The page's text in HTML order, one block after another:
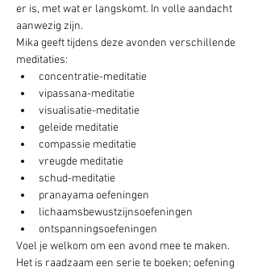
er is, met wat er langskomt. In volle aandacht
aanwezig zijn.
Mika geeft tijdens deze avonden verschillende
meditaties:
concentratie-meditatie
vipassana-meditatie
visualisatie-meditatie
geleide meditatie
compassie meditatie
vreugde meditatie
schud-meditatie
pranayama oefeningen
lichaamsbewustzijnsoefeningen
ontspanningsoefeningen
Voel je welkom om een avond mee te maken.
Het is raadzaam een serie te boeken; oefening